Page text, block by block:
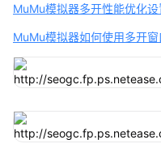
MuMu模拟器多开性能优化
MuMu模拟器如何使用多开